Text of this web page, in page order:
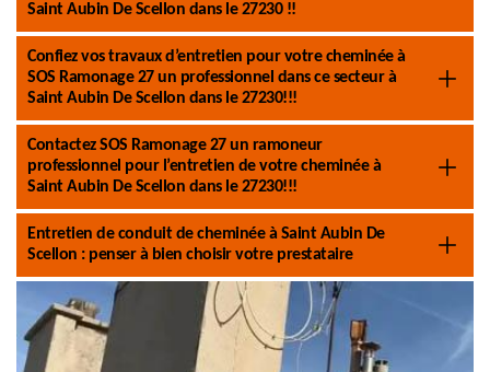
Saint Aubin De Scellon dans le 27230 !!
Confiez vos travaux d’entretien pour votre cheminée à
SOS Ramonage 27 un professionnel dans ce secteur à
Saint Aubin De Scellon dans le 27230!!!
Contactez SOS Ramonage 27 un ramoneur
professionnel pour l’entretien de votre cheminée à
Saint Aubin De Scellon dans le 27230!!!
Entretien de conduit de cheminée à Saint Aubin De
Scellon : penser à bien choisir votre prestataire